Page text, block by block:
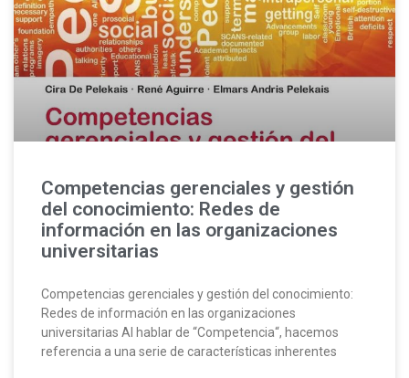
Competencias gerenciales y gestión
del conocimiento: Redes de
información en las organizaciones
universitarias
Competencias gerenciales y gestión del conocimiento:
Redes de información en las organizaciones
universitarias Al hablar de “Competencia“, hacemos
referencia a una serie de características inherentes